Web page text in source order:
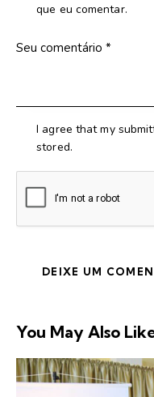
que eu comentar.
I agree that my
stored.
You May Also